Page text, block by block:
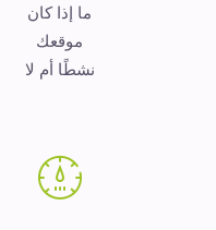
ما إذا كان
موقعك
نشطًا أم لا